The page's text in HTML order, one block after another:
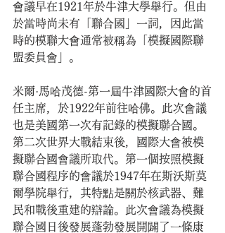
會議早在1921年於牛津大學舉行。但由
於當時尚未有「聯合國」一詞，因此當
時的模聯大會通常被稱為「模擬國際聯
盟委員會」。
米爾·馬哈茂德-第一屆牛津國際大會的首
任主席，於1922年前往哈佛。此次會議
也是美國第一次有記錄的模擬聯合國。
第二次世界大戰結束後，國際大會被模
擬聯合國會議所取代。第一個按照模擬
聯合國程序的會議於1947年在斯沃斯莫
爾學院舉行，其特點是關於核武器、難
民和戰後重建的辯論。此次會議為模擬
聯合國日後發展蓬勃發展開闢了一條康